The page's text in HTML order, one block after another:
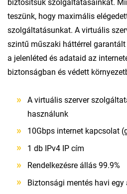
biztosítsuk szolgáltatásainkat.
teszünk, hogy maximális
szolgáltatásunkat. A virtuális
szintű műszaki háttérrel
a jelenléted és adataid az
biztonságban és védett
A virtuális szerver
használunk
10Gbps internet kapcsolat
1 db IPv4 IP cím
Rendelkezésre állás 99.9%
Biztonsági mentés havi